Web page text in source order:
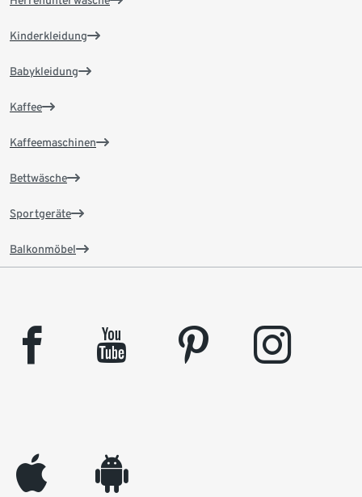
Kinderkleidung
Babykleidung
Kaffee
Kaffeemaschinen
Bettwäsche
Sportgeräte
Balkonmöbel
facebook youtube pinterest instagram
appleinc android